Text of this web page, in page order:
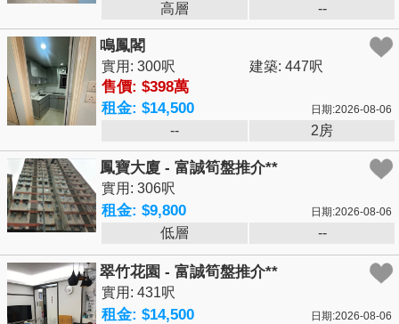
高層 --
鳴鳳閣
實用: 300呎 建築: 447呎
售價: $398萬
租金: $14,500
日期:2026-08-06
-- 2房
鳳寶大廈 - 富誠筍盤推介**
實用: 306呎
租金: $9,800 日期:2026-08-06
低層 --
翠竹花園 - 富誠筍盤推介**
實用: 431呎
租金: $14,500 日期:2026-08-06